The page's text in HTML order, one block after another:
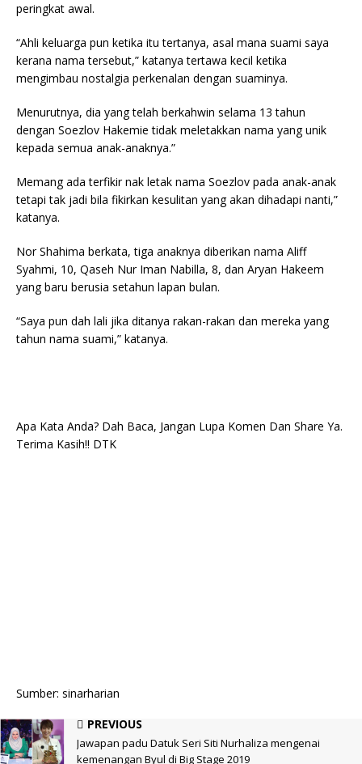
peringkat awal.
“Ahli keluarga pun ketika itu tertanya, asal mana suami saya
kerana nama tersebut,” katanya tertawa kecil ketika
mengimbau nostalgia perkenalan dengan suaminya.
Menurutnya, dia yang telah berkahwin selama 13 tahun
dengan Soezlov Hakemie tidak meletakkan nama yang unik
kepada semua anak-anaknya.”
Memang ada terfikir nak letak nama Soezlov pada anak-anak
tetapi tak jadi bila fikirkan kesulitan yang akan dihadapi nanti,”
katanya.
Nor Shahima berkata, tiga anaknya diberikan nama Aliff
Syahmi, 10, Qaseh Nur Iman Nabilla, 8, dan Aryan Hakeem
yang baru berusia setahun lapan bulan.
“Saya pun dah lali jika ditanya rakan-rakan dan mereka yang
tahun nama suami,” katanya.
Apa Kata Anda? Dah Baca, Jangan Lupa Komen Dan Share Ya.
Terima Kasih!! DTK
Sumber: sinarharian
PREVIOUS
Jawapan padu Datuk Seri Siti Nurhaliza mengenai
kemenangan Byul di Big Stage 2019